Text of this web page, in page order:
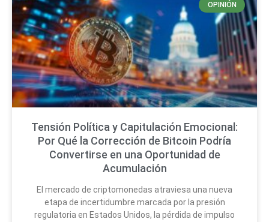
OPINIÓN
Tensión Política y Capitulación Emocional:
Por Qué la Corrección de Bitcoin Podría
Convertirse en una Oportunidad de
Acumulación
El mercado de criptomonedas atraviesa una nueva
etapa de incertidumbre marcada por la presión
regulatoria en Estados Unidos, la pérdida de impulso